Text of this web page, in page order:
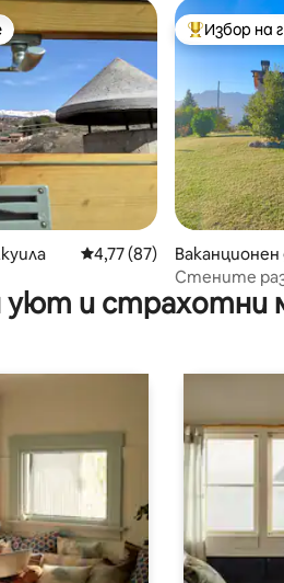
Средна оценка: 4,77 от
4,77 (87)
Най-Избор на
Стените
и страхотни